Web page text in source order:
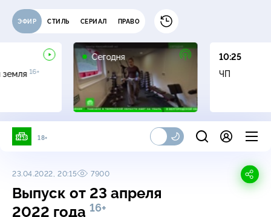
ЭФИР СТИЛЬ СЕРИАЛ ПРАВО
земля 16+
Сегодня
10:25
ЧП
18+
23.04.2022, 20:15 7900
Выпуск от 23 апреля
2022 года 16+